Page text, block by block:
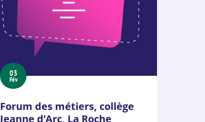
03
Fév
Forum des métiers, collège
Jeanne d’Arc, La Roche